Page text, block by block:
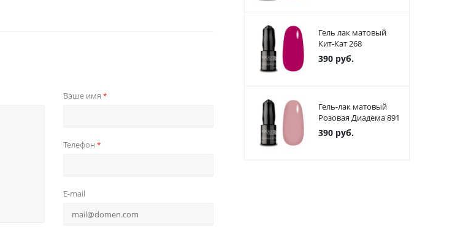
Ваше имя *
Телефон *
E-mail
Гель лак матовый
Кит-Кат 268
390 руб.
Гель-лак матовый
Розовая Диадема 891
390 руб.